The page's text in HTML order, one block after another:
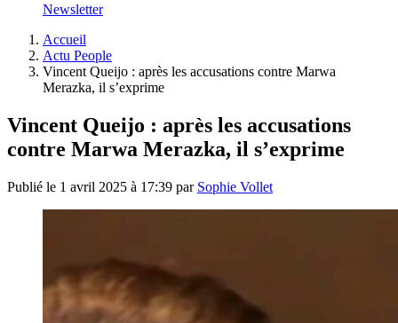
Newsletter
Accueil
Actu People
Vincent Queijo : après les accusations contre Marwa
Merazka, il s’exprime
Vincent Queijo : après les accusations
contre Marwa Merazka, il s’exprime
Publié le 1 avril 2025 à 17:39 par Sophie Vollet